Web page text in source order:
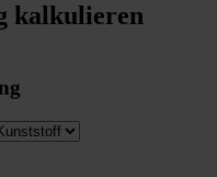
kalkulieren